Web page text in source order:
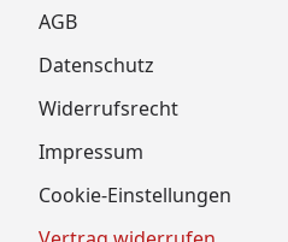
AGB
Datenschutz
Widerrufsrecht
Impressum
Cookie-Einstellungen